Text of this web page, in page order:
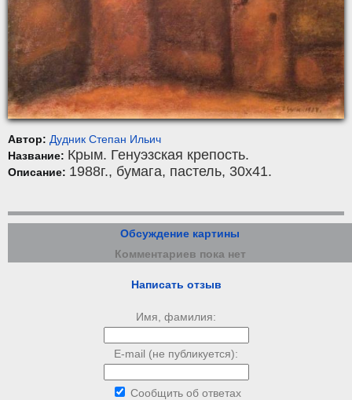
Автор: Дудник Степан Ильич
Название: Крым. Генуэзская крепость.
Описание: 1988г., бумага, пастель, 30x41.
Обсуждение картины
Комментариев пока нет
Написать отзыв
Имя, фамилия:
E-mail (не публикуется):
Сообщить об ответах